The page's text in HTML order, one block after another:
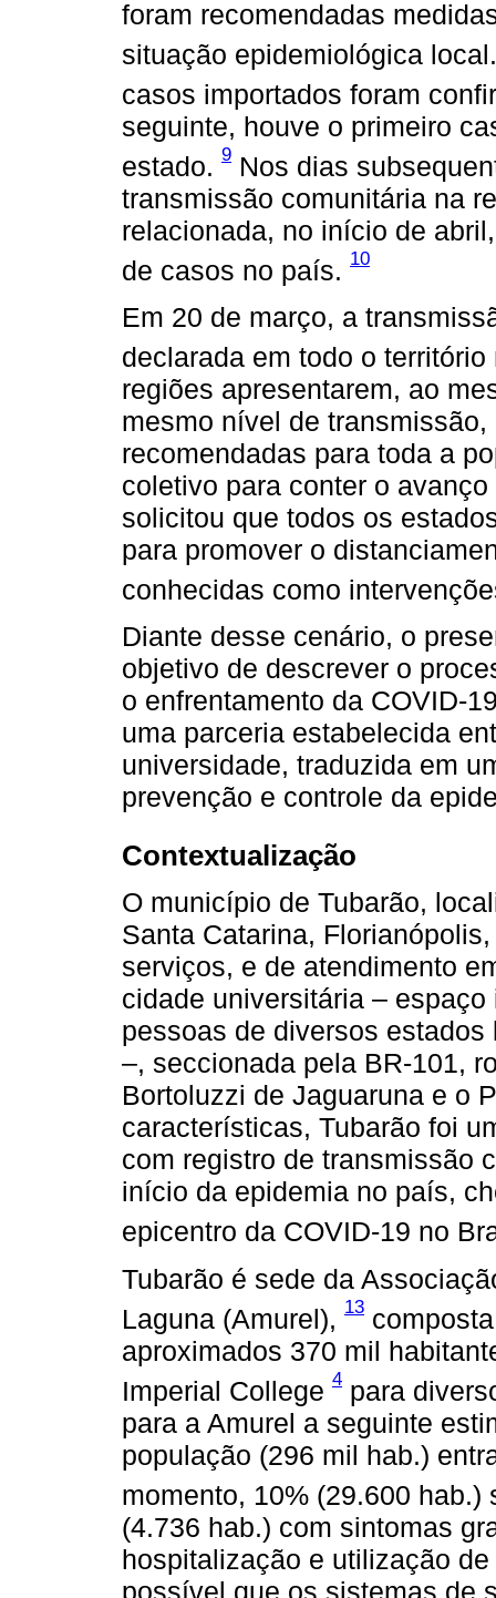
foram recomendadas
situação epidemiológica
casos importados foram
seguinte, houve o primeiro
estado. 9 Nos dias
transmissão comunitária na
relacionada, no início de
de casos no país. 10
Em 20 de março, a
declarada em todo o
regiões apresentarem, ao
mesmo nível de
recomendadas para toda a
coletivo para conter o
solicitou que todos os
para promover o
conhecidas como
Diante desse cenário, o
objetivo de descrever o
o enfrentamento da COVID-
uma parceria estabelecida
universidade, traduzida em
prevenção e controle da
Contextualização
O município de Tubarão,
Santa Catarina,
serviços, e de atendimento
cidade universitária –
pessoas de diversos
–, seccionada pela BR-101,
Bortoluzzi de Jaguaruna e o
características, Tubarão foi
com registro de transmissão
início da epidemia no país,
epicentro da COVID-19 no
Tubarão é sede da
Laguna (Amurel), 13
aproximados 370 mil
Imperial College 4 para
para a Amurel a seguinte
população (296 mil hab.)
momento, 10% (29.600
(4.736 hab.) com sintomas
hospitalização e utilização
possível que os sistemas de